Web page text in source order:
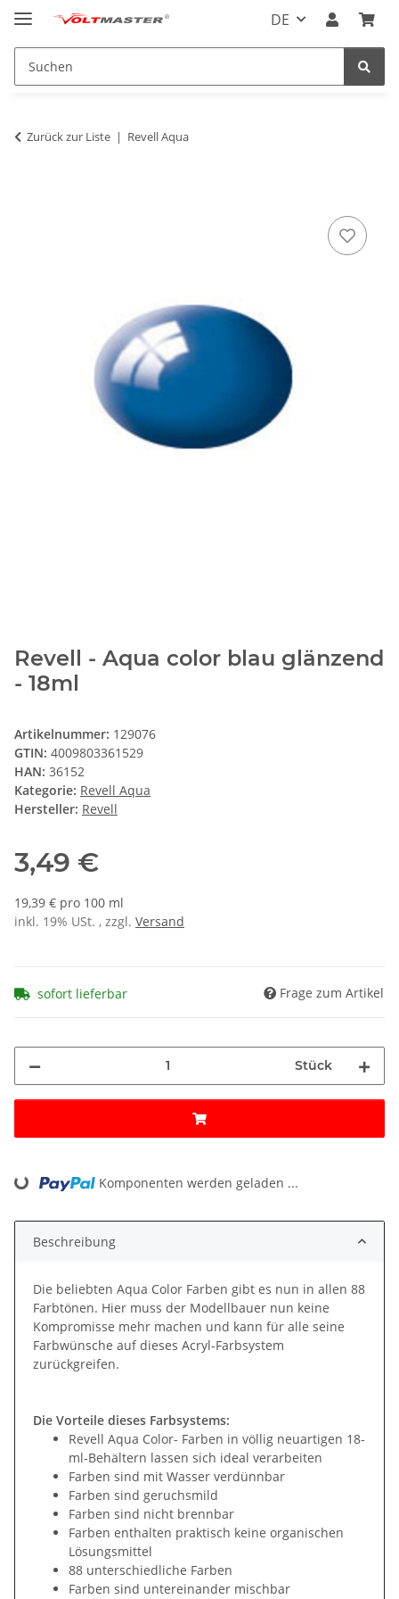
DE
Zurück zur Liste Revell Aqua
Revell - Aqua color blau glänzend
- 18ml
Artikelnummer: 129076
GTIN: 4009803361529
HAN: 36152
Kategorie: Revell Aqua
Hersteller: Revell
3,49 €
19,39 € pro 100 ml
inkl. 19% USt. , zzgl. Versand
sofort lieferbar Frage zum Artikel
Stück
Loading... Komponenten werden geladen ...
Beschreibung
Die beliebten Aqua Color Farben gibt es nun in allen 88
Farbtönen. Hier muss der Modellbauer nun keine
Kompromisse mehr machen und kann für alle seine
Farbwünsche auf dieses Acryl-Farbsystem
zurückgreifen.
Die Vorteile dieses Farbsystems:
Revell Aqua Color- Farben in völlig neuartigen 18-
ml-Behältern lassen sich ideal verarbeiten
Farben sind mit Wasser verdünnbar
Farben sind geruchsmild
Farben sind nicht brennbar
Farben enthalten praktisch keine organischen
Lösungsmittel
88 unterschiedliche Farben
Farben sind untereinander mischbar